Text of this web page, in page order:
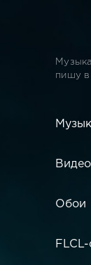
пишу в
Видео
Обои
FLCL-